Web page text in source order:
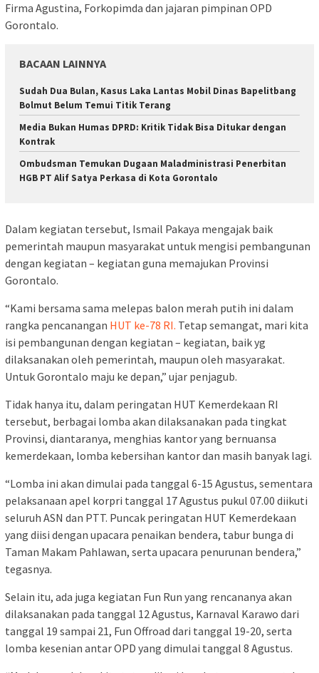
Firma Agustina, Forkopimda dan jajaran pimpinan OPD
Gorontalo.
BACAAN LAINNYA
Sudah Dua Bulan, Kasus Laka Lantas Mobil Dinas Bapelitbang
Bolmut Belum Temui Titik Terang
Media Bukan Humas DPRD: Kritik Tidak Bisa Ditukar dengan
Kontrak
Ombudsman Temukan Dugaan Maladministrasi Penerbitan
HGB PT Alif Satya Perkasa di Kota Gorontalo
Dalam kegiatan tersebut, Ismail Pakaya mengajak baik
pemerintah maupun masyarakat untuk mengisi pembangunan
dengan kegiatan – kegiatan guna memajukan Provinsi
Gorontalo.
“Kami bersama sama melepas balon merah putih ini dalam
rangka pencanangan HUT ke-78 RI. Tetap semangat, mari kita
isi pembangunan dengan kegiatan – kegiatan, baik yg
dilaksanakan oleh pemerintah, maupun oleh masyarakat.
Untuk Gorontalo maju ke depan,” ujar penjagub.
Tidak hanya itu, dalam peringatan HUT Kemerdekaan RI
tersebut, berbagai lomba akan dilaksanakan pada tingkat
Provinsi, diantaranya, menghias kantor yang bernuansa
kemerdekaan, lomba kebersihan kantor dan masih banyak lagi.
“Lomba ini akan dimulai pada tanggal 6-15 Agustus, sementara
pelaksanaan apel korpri tanggal 17 Agustus pukul 07.00 diikuti
seluruh ASN dan PTT. Puncak peringatan HUT Kemerdekaan
yang diisi dengan upacara penaikan bendera, tabur bunga di
Taman Makam Pahlawan, serta upacara penurunan bendera,”
tegasnya.
Selain itu, ada juga kegiatan Fun Run yang rencananya akan
dilaksanakan pada tanggal 12 Agustus, Karnaval Karawo dari
tanggal 19 sampai 21, Fun Offroad dari tanggal 19-20, serta
lomba kesenian antar OPD yang dimulai tanggal 8 Agustus.